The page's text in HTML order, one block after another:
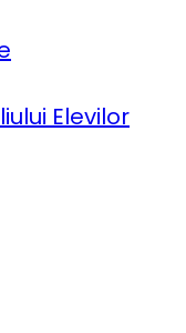
Elevilor